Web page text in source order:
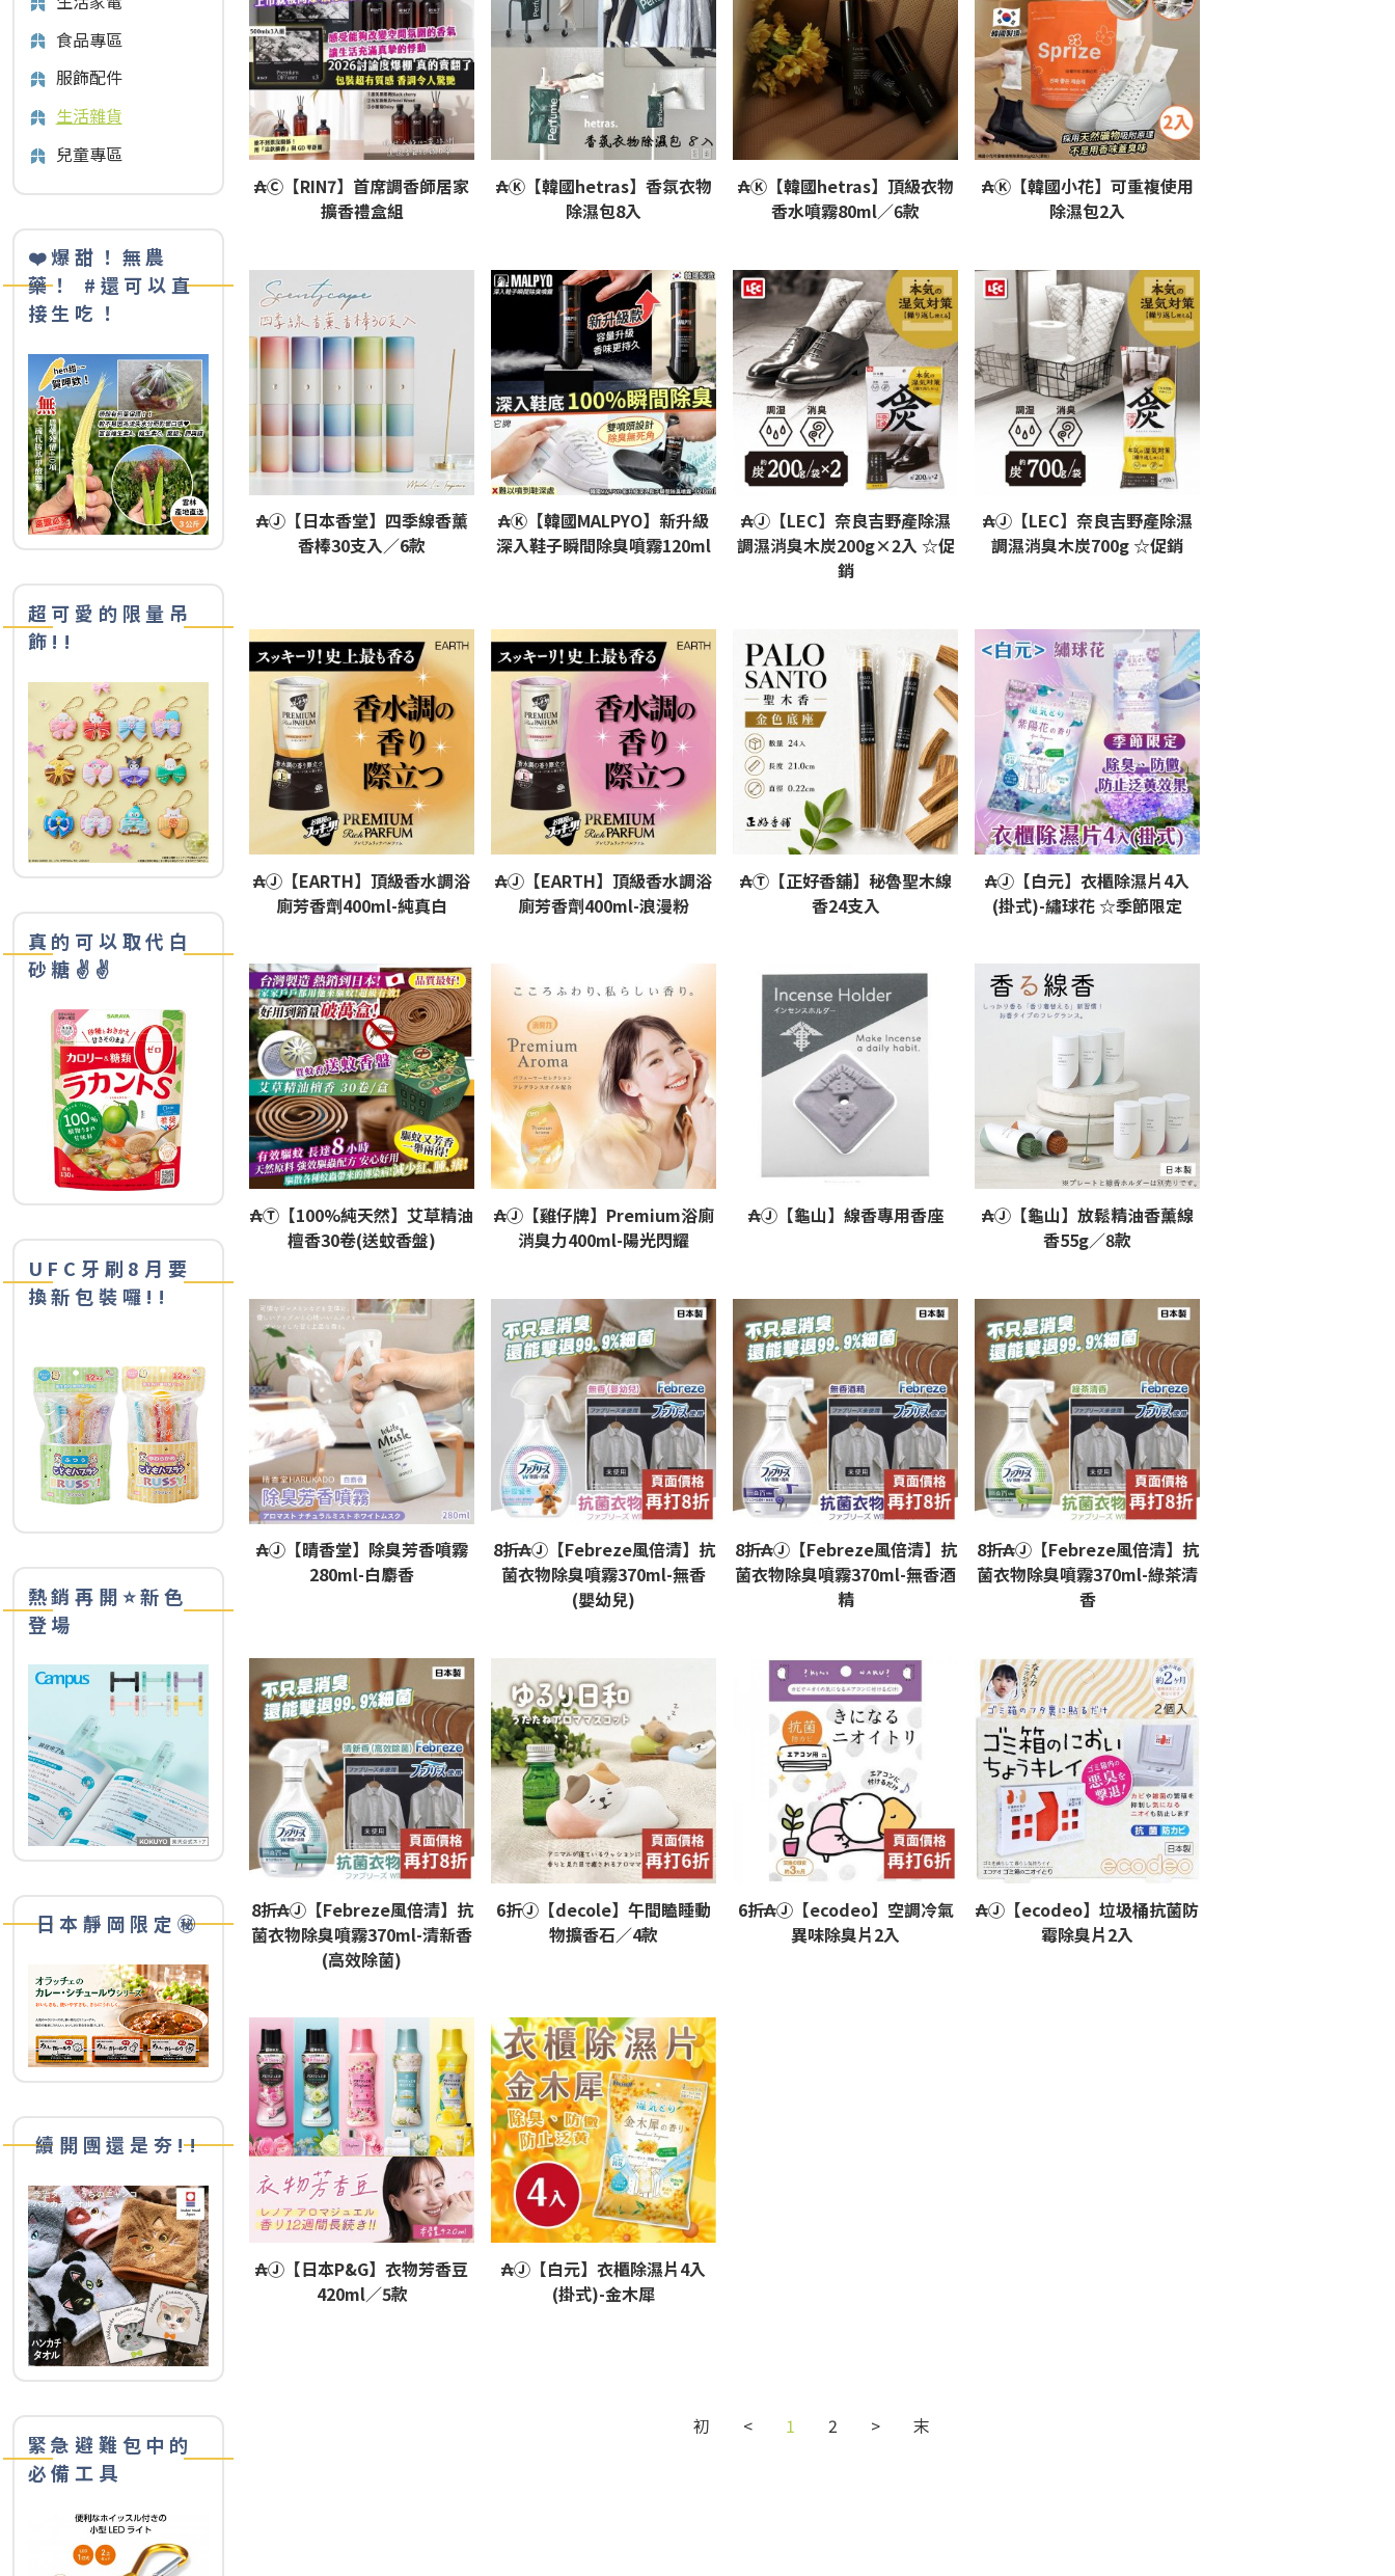
食品專區
服飾配件
生活雜貨
兒童專區
❤️爆甜！無農
藥！ #還可以直
接生吃！
超可愛的限量吊
飾!!
真的可以取代白
砂糖✌️✌️
UFC牙刷8月要
換新包裝囉!!
熱銷再開⭐️新色
登場
日本靜岡限定㊙️
續開團還是夯!!
緊急避難包中的
必備工具
₳Ⓒ【RIN7】首席調香師居家
擴香禮盒組
₳Ⓚ【韓國hetras】香氛衣物
除濕包8入
₳Ⓚ【韓國hetras】頂級衣物
香水噴霧80ml／6款
₳Ⓚ【韓國小花】可重複使用
除濕包2入
₳Ⓙ【日本香堂】四季線香薰
香棒30支入／6款
₳Ⓚ【韓國MALPYO】新升級
深入鞋子瞬間除臭噴霧120ml
₳Ⓙ【LEC】奈良吉野產除濕
調濕消臭木炭200g×2入 ☆促
銷
₳Ⓙ【LEC】奈良吉野產除濕
調濕消臭木炭700g ☆促銷
₳Ⓙ【EARTH】頂級香水調浴
廁芳香劑400ml-純真白
₳Ⓙ【EARTH】頂級香水調浴
廁芳香劑400ml-浪漫粉
₳Ⓣ【正好香舖】秘魯聖木線
香24支入
₳Ⓙ【白元】衣櫃除濕片4入
(掛式)-繡球花 ☆季節限定
₳Ⓣ【100%純天然】艾草精油
檀香30卷(送蚊香盤)
₳Ⓙ【雞仔牌】Premium浴廁
消臭力400ml-陽光閃耀
₳Ⓙ【龜山】線香專用香座
₳Ⓙ【龜山】放鬆精油香薰線
香55g／8款
₳Ⓙ【晴香堂】除臭芳香噴霧
280ml-白麝香
8折₳Ⓙ【Febreze風倍清】抗
菌衣物除臭噴霧370ml-無香
(嬰幼兒)
8折₳Ⓙ【Febreze風倍清】抗
菌衣物除臭噴霧370ml-無香酒
精
8折₳Ⓙ【Febreze風倍清】抗
菌衣物除臭噴霧370ml-綠茶清
香
8折₳Ⓙ【Febreze風倍清】抗
菌衣物除臭噴霧370ml-清新香
(高效除菌)
6折Ⓙ【decole】午間瞌睡動
物擴香石／4款
6折₳Ⓙ【ecodeo】空調冷氣
異味除臭片2入
₳Ⓙ【ecodeo】垃圾桶抗菌防
霉除臭片2入
₳Ⓙ【日本P&G】衣物芳香豆
420ml／5款
₳Ⓙ【白元】衣櫃除濕片4入
(掛式)-金木犀
初 < 1 2 > 末